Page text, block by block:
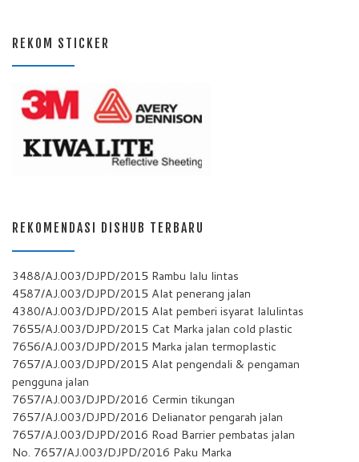
REKOM STICKER
REKOMENDASI DISHUB TERBARU
3488/AJ.003/DJPD/2015 Rambu lalu lintas
4587/AJ.003/DJPD/2015 Alat penerang jalan
4380/AJ.003/DJPD/2015 Alat pemberi isyarat lalulintas
7655/AJ.003/DJPD/2015 Cat Marka jalan cold plastic
7656/AJ.003/DJPD/2015 Marka jalan termoplastic
7657/AJ.003/DJPD/2015 Alat pengendali & pengaman
pengguna jalan
7657/AJ.003/DJPD/2016 Cermin tikungan
7657/AJ.003/DJPD/2016 Delianator pengarah jalan
7657/AJ.003/DJPD/2016 Road Barrier pembatas jalan
No. 7657/AJ.003/DJPD/2016 Paku Marka